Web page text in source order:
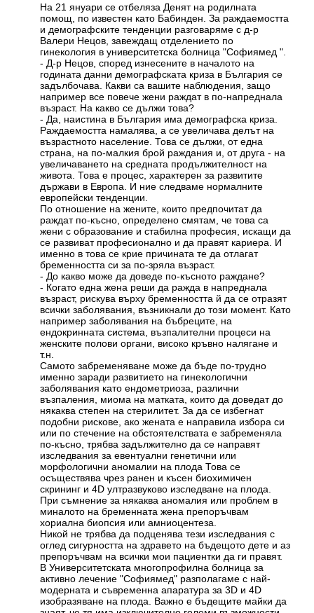
На 21 януари се отбеляза Денят на родилната
помощ, по известен като Бабинден. За раждаемостта
и демографските тенденции разговаряме с д-р
Валери Нецов, завеждащ отделението по
гинекология в университетска болница "Софиямед ".
- Д-р Нецов, според изнесените в началото на
годината данни демографската криза в България се
задълбочава. Какви са вашите наблюдения, защо
например все повече жени раждат в по-напреднала
възраст. На какво се дължи това?
- Да, наистина в България има демографска криза.
Раждаемостта намалява, а се увеличава делът на
възрастното население. Това се дължи, от една
страна, на по-малкия брой раждания и, от друга - на
увеличаването на средната продължителност на
живота. Това е процес, характерен за развитите
държави в Европа. И ние следваме нормалните
европейски тенденции.
По отношение на жените, които предпочитат да
раждат по-късно, определено смятам, че това са
жени с образование и стабилна професия, искащи да
се развиват професионално и да правят кариера. И
именно в това се крие причината те да отлагат
бременността си за по-зряла възраст.
- До какво може да доведе по-късното раждане?
- Когато една жена реши да ражда в напреднала
възраст, рискува върху бременността й да се отразят
всички заболявания, възникнали до този момент. Като
например заболявания на бъбреците, на
ендокринната система, възпалителни процеси на
женските полови органи, високо кръвно налягане и
т.н.
Самото забременяване може да бъде по-трудно
именно заради развитието на гинекологични
заболявания като ендометриоза, различни
възпаления, миома на матката, които да доведат до
някаква степен на стерилитет. За да се избегнат
подобни рискове, ако жената е направила избора си
или по стечение на обстоятелствата е забременяла
по-късно, трябва задължително да се направят
изследвания за евентуални генетични или
морфологични аномалии на плода Това се
осъществява чрез ранен и късен биохимичен
скрининг и 4D ултразвуково изследване на плода.
При съмнение за някаква аномалия или проблем в
миналото на бременната жена препоръчвам
хориална биопсия или амниоцентеза.
Никой не трябва да подценява тези изследвания с
оглед сигурността на здравето на бъдещото дете и аз
препоръчвам на всички мои пациентки да ги правят.
В Университетската многопрофилна болница за
активно лечение "Софиямед" разполагаме с най-
модерната и съвременна апаратура за 3D и 4D
изобразяване на плода. Важно е бъдещите майки да